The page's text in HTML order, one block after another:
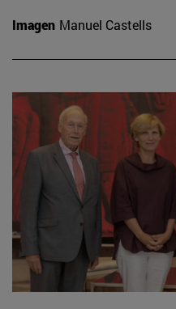
Imagen Manuel Castells